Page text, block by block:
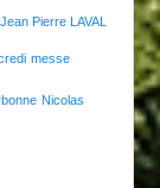
Jean Pierre LAVAL
messe
Nicolas